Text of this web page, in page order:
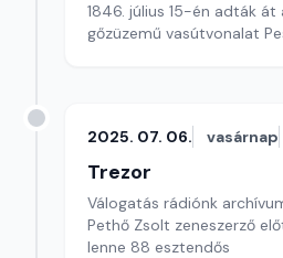
1846. július 15-én adták át
gőzüzemű vasútvonalat
2025. 07. 06. vasárnap
Trezor
Válogatás rádiónk
Pethő Zsolt zeneszerző
lenne 88 esztendős